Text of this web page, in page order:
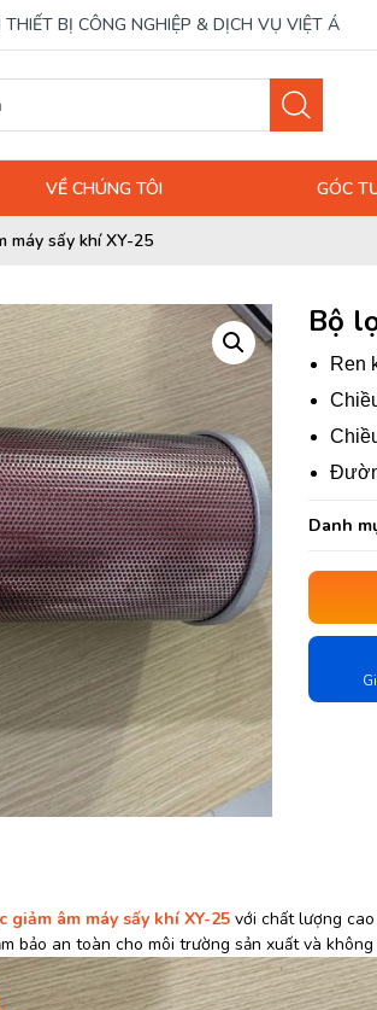
BỊ CÔNG NGHIỆP & DỊCH VỤ VIỆT Á
VỀ CHÚNG TÔI GÓC
máy sấy khí XY-25
Bộ
Ren
Danh
giảm âm máy sấy khí XY-25với chất lượng
bảo an toàn cho môi trường sản xuất và